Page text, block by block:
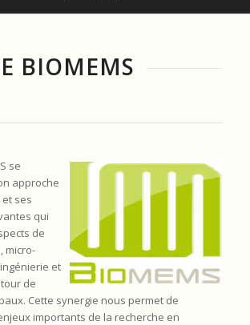
BIOMEMS
se
approche
ses
qui
de
micro-
et
de
Cette synergie nous permet de
importants de la recherche en